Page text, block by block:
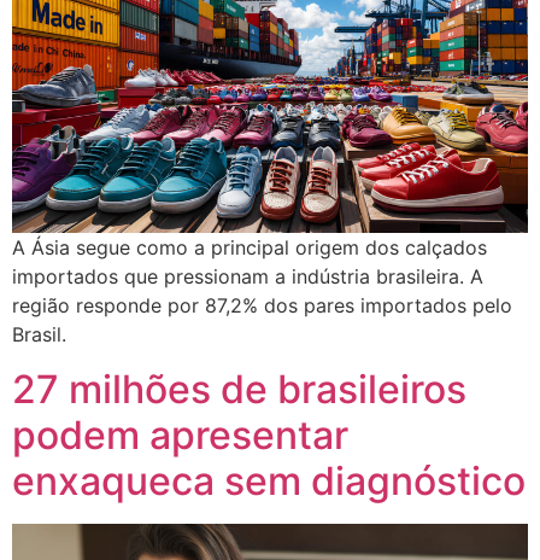
A Ásia segue como a principal origem dos calçados
importados que pressionam a indústria brasileira. A
região responde por 87,2% dos pares importados pelo
Brasil.
27 milhões de brasileiros
podem apresentar
enxaqueca sem diagnóstico